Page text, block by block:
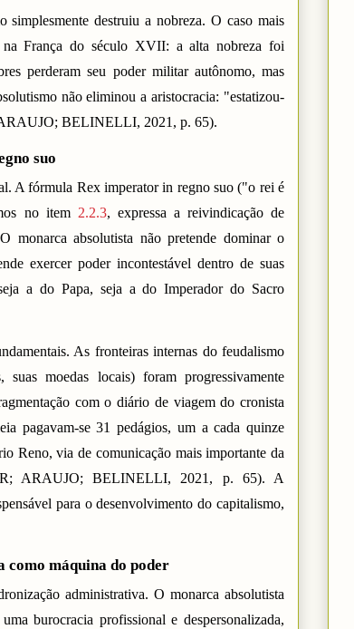
simplesmente destruiu a nobreza. O caso mais
na França do século XVII: a alta nobreza foi
perderam seu poder militar autônomo, mas
não eliminou a aristocracia: "estatizou-
BELINELLI, 2021, p. 65).
suo
A fórmula Rex imperator in regno suo ("o rei é
no item 2.2.3, expressa a reivindicação de
monarca absolutista não pretende dominar o
exercer poder incontestável dentro de suas
a do Papa, seja a do Imperador do Sacro
As fronteiras internas do feudalismo
suas moedas locais) foram progressivamente
com o diário de viagem do cronista
pagavam-se 31 pedágios, um a cada quinze
Reno, via de comunicação mais importante da
ARAUJO; BELINELLI, 2021, p. 65). A
para o desenvolvimento do capitalismo,
como máquina do poder
administrativa. O monarca absolutista
burocracia profissional e despersonalizada,